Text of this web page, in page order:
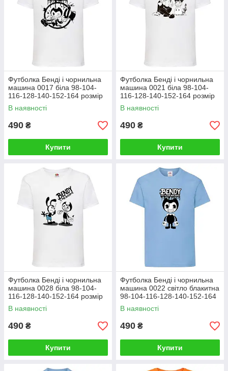
Футболка Бенді і чорнильна
машина 0017 біла 98-104-
116-128-140-152-164 розмір
В наявності
490 ₴
Купити
Футболка Бенді і чорнильна
машина 0021 біла 98-104-
116-128-140-152-164 розмір
В наявності
490 ₴
Купити
Футболка Бенді і чорнильна
машина 0028 біла 98-104-
116-128-140-152-164 розмір
В наявності
490 ₴
Купити
Футболка Бенді і чорнильна
машина 0022 світло блакитна
98-104-116-128-140-152-164
розмір
В наявності
490 ₴
Купити